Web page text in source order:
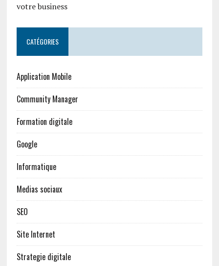
votre business
CATÉGORIES
Application Mobile
Community Manager
Formation digitale
Google
Informatique
Medias sociaux
SEO
Site Internet
Strategie digitale